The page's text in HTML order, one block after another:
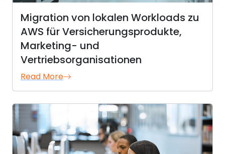
Migration von lokalen Workloads zu
AWS für Versicherungsprodukte,
Marketing- und
Vertriebsorganisationen
Read More